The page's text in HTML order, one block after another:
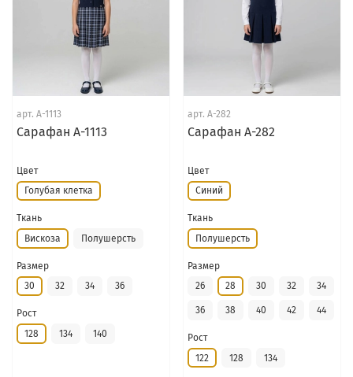
арт. А-1113
Сарафан А-1113
Цвет
Голубая клетка
Ткань
Вискоза
Полушерсть
Размер
30
32 34 36
Рост
128
134 140
арт. А-282
Сарафан А-282
Цвет
Синий
Ткань
Полушерсть
Размер
26
28 30 32 34
36 38 40 42 44
Рост
122
128 134